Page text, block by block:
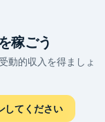
稼ごう
動的収入を得ましょ
してください